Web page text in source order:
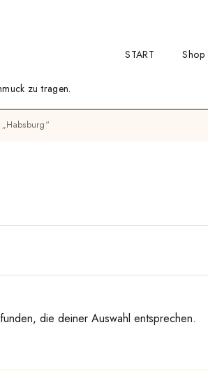
zu tragen.
START Shop
„Habsburg“
die deiner Auswahl entsprechen.